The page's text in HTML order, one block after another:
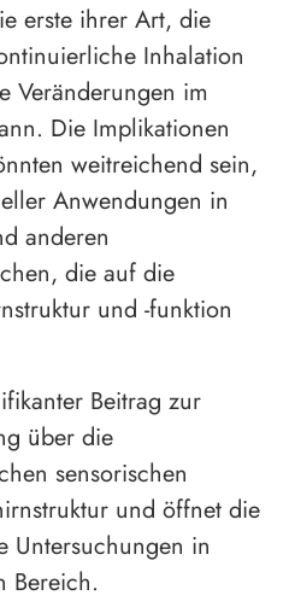
erste ihrer Art, die
Inhalation
Veränderungen im
Die Implikationen
weitreichend sein,
Anwendungen in
anderen
die auf die
und -funktion
Beitrag zur
über die
sensorischen
und öffnet die
Untersuchungen in
Bereich.